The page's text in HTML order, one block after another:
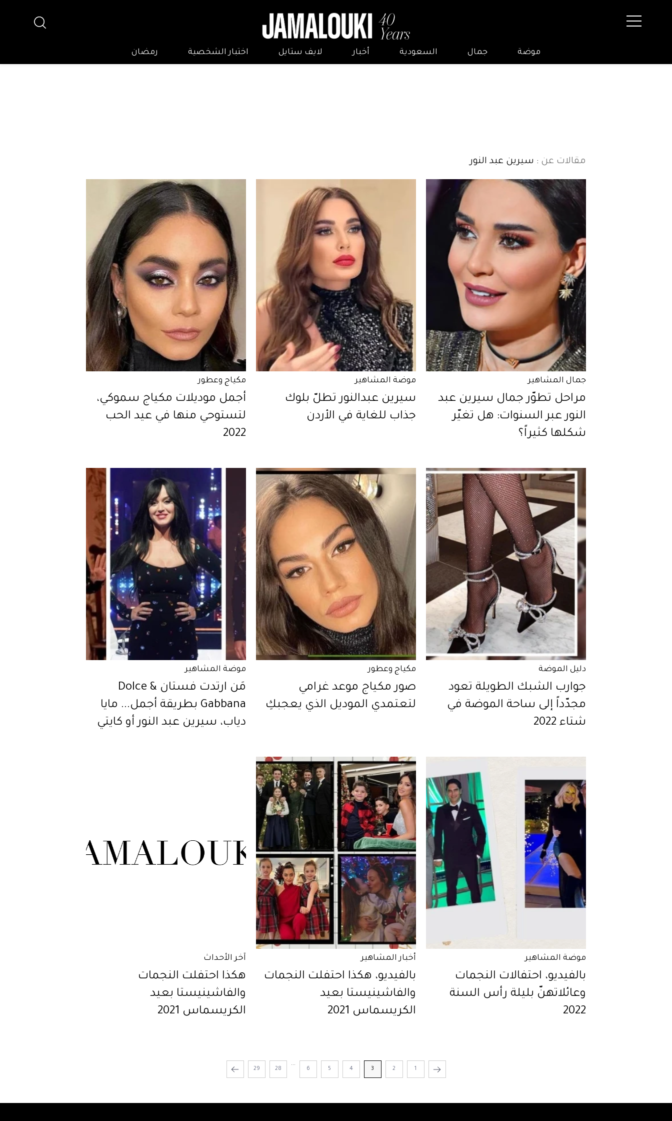
موضة جمال السعودية أخبار لايف ستايل اختبار الشخصية رمضان
مقالات عن : سيرين عبد النور
جمال المشاهير
مراحل تطوّر جمال سيرين عبد
النور عبر السنوات: هل تغيّر
شكلها كثيراً؟
موضة المشاهير
سيرين عبدالنور تطلّ بلوك
جذاب للغاية في الأردن
مكياج وعطور
أجمل موديلات مكياج سموكي،
لتستوحي منها في عيد الحب
2022
دليل الموضة
جوارب الشبك الطويلة تعود
مجدّداً إلى ساحة الموضة في
شتاء 2022
مكياج وعطور
صور مكياج موعد غرامي
لتعتمدي الموديل الذي يعجبكِ
موضة المشاهير
مَن ارتدت فستان Dolce &
Gabbana بطريقة أجمل... مايا
دياب، سيرين عبد النور أو كايتي
موضة المشاهير
بالفيديو، احتفالات النجمات
وعائلاتهنّ بليلة رأس السنة
2022
أخبار المشاهير
بالفيديو، هكذا احتفلت النجمات
والفاشينيستا بعيد
الكريسماس 2021
آخر الأحداث
هكذا احتفلت النجمات
والفاشينيستا بعيد
الكريسماس 2021
1
2
3
4
5
6
...
28
29